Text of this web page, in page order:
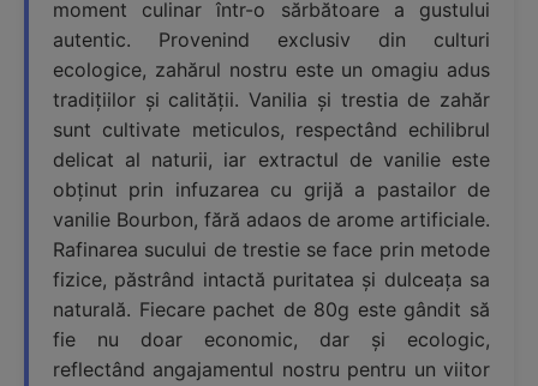
moment culinar într-o sărbătoare a gustului
autentic. Provenind exclusiv din culturi
ecologice, zahărul nostru este un omagiu adus
tradițiilor și calității. Vanilia și trestia de zahăr
sunt cultivate meticulos, respectând echilibrul
delicat al naturii, iar extractul de vanilie este
obținut prin infuzarea cu grijă a pastailor de
vanilie Bourbon, fără adaos de arome artificiale.
Rafinarea sucului de trestie se face prin metode
fizice, păstrând intactă puritatea și dulceața sa
naturală. Fiecare pachet de 80g este gândit să
fie nu doar economic, dar și ecologic,
reflectând angajamentul nostru pentru un viitor